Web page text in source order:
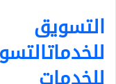
للخدمات